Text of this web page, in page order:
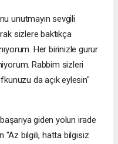
unutmayın sevgili
sizlere baktıkça
Her birinizle gurur
Rabbim sizleri
da açık eylesin"
giden yolun irade
"Az bilgili, hatta bilgisiz